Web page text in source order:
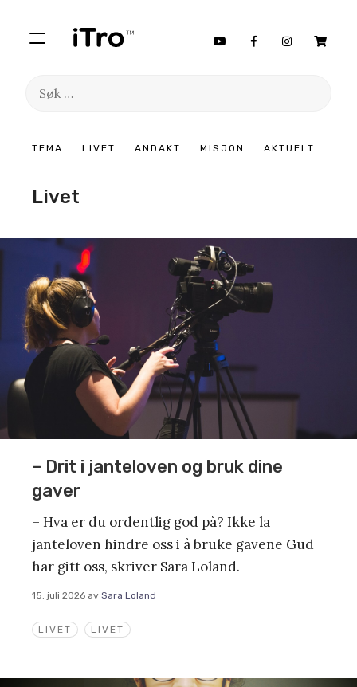
TEMA LIVET ANDAKT MISJON AKTUELT
Søk
Livet
LIVET LIVET
– Drit i janteloven og bruk dine
gaver
– Hva er du ordentlig god på? Ikke la
janteloven hindre oss i å bruke gavene Gud
har gitt oss, skriver Sara Loland.
15. juli 2026 av Sara Loland